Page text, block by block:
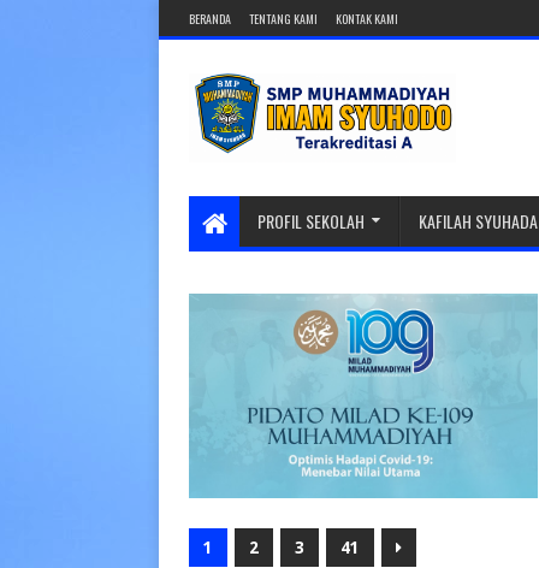
BERANDA TENTANG KAMI KONTAK KAMI
PROFIL SEKOLAH KAFILAH SYUHADA
1 2 3 41